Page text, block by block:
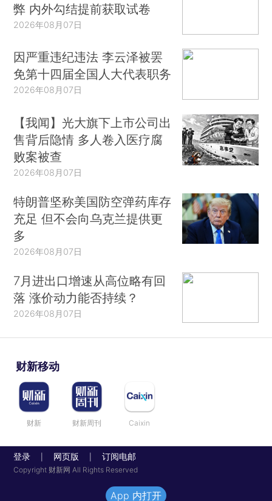
弊 内外勾结提前获取试卷
2026年08月07日
因严重违纪违法 李云泽被罢
免第十四届全国人大代表职务
2026年08月07日
【我闻】光大旗下上市公司出
售背后隐情 多人卷入医疗腐
败案被查
2026年08月07日
特朗普坚称美国防空弹药库存
充足 但不会向乌克兰提供更
多
2026年08月07日
7月进出口增速从高位略有回
落 涨价动力能否持续？
2026年08月07日
财新移动
财新 财新周刊 Caixin
登录 网页版 订阅电邮
Copyright 财新网 All Rights Reserved
App 内打开